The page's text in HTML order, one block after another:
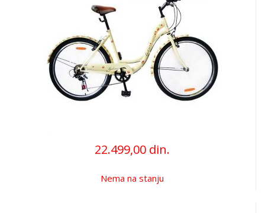
22.499,00 din.
Nema na stanju